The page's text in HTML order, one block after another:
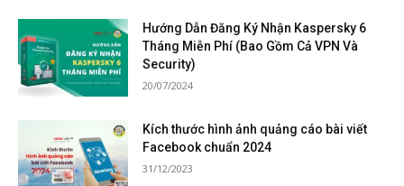
Hướng Dẫn Đăng Ký Nhận Kaspersky 6
Tháng Miễn Phí (Bao Gồm Cả VPN Và
Security)
20/07/2024
Kích thước hình ảnh quảng cáo bài viết
Facebook chuẩn 2024
31/12/2023